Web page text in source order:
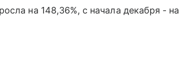
на 148,36%, с начала декабря - на